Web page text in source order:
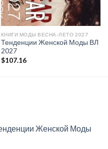
КНИГИ МОДЫ ВЕСНА-ЛЕТО 2027
Тенденции Женской Моды ВЛ
2027
$107.16
Женской Моды